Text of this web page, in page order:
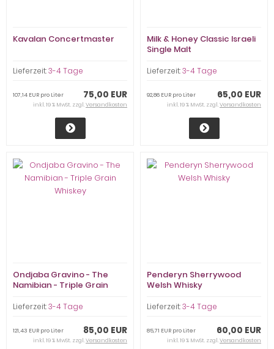
Kavalan Concertmaster
Lieferzeit:3-4 Tage
75,00 EUR
107,14 EUR pro Liter
inkl. 19 % MwSt. zzgl.Versandkosten
Milk & Honey Classic Israeli
Single Malt
Lieferzeit:3-4 Tage
65,00 EUR
92,86 EUR pro Liter
inkl. 19 % MwSt. zzgl.Versandkosten
Ondjaba Gravino - The
Namibian - Triple Grain
Lieferzeit:3-4 Tage
85,00 EUR
121,43 EUR pro Liter
inkl. 19 % MwSt. zzgl.Versandkosten
Penderyn Sherrywood
Welsh Whisky
Lieferzeit:3-4 Tage
60,00 EUR
85,71 EUR pro Liter
inkl. 19 % MwSt. zzgl.Versandkosten